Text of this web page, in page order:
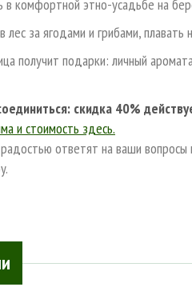
комфортной этно-усадьбе на
за ягодами и грибами,
получит подарки: личный
скидка 40%
и стоимость здесь.
ответят на ваши